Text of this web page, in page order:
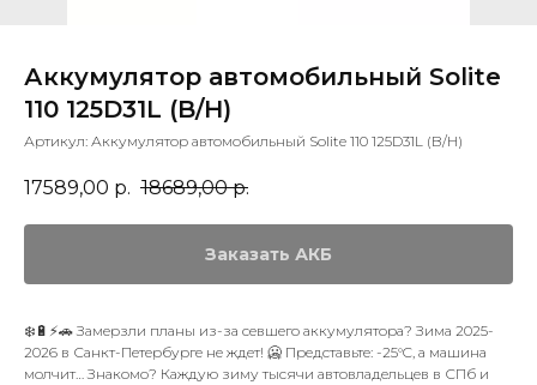
Аккумулятор автомобильный Solite
110 125D31L (B/H)
Артикул: Аккумулятор автомобильный Solite 110 125D31L (B/H)
17589,00 р. 18689,00 р.
Заказать АКБ
❄️🔋⚡🚗 Замерзли планы из-за севшего аккумулятора? Зима 2025-
2026 в Санкт-Петербурге не ждет! 🥶 Представьте: -25°C, а машина
молчит… Знакомо? Каждую зиму тысячи автовладельцев в СПб и